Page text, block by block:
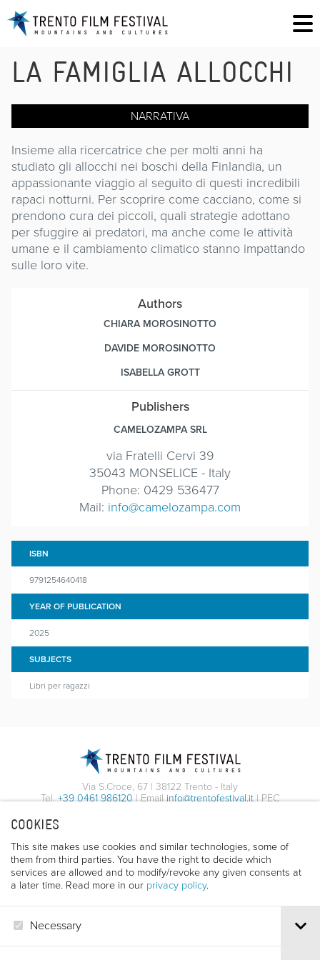
COOKIES
This site makes use cookies and similar technologies, some of
them from third parties. You have the right to decide which
services are allowed and to modify/revoke any given consents at
a later time. Read more in our privacy policy.
Necessary
LA FAMIGLIA ALLOCCHI
NARRATIVA
Insieme alla ricercatrice che per molti anni ha
studiato gli allocchi nei boschi della Finlandia, un
appassionante viaggio al seguito di questi incredibili
rapaci notturni. Per scoprire come cacciano, come si
prendono cura dei piccoli, quali strategie adottano
per sfuggire ai predatori, ma anche come le attività
umane e il cambiamento climatico stanno impattando
sulle loro vite.
Authors
CHIARA MOROSINOTTO
DAVIDE MOROSINOTTO
ISABELLA GROTT
Publishers
CAMELOZAMPA SRL
via Fratelli Cervi 39
35043 MONSELICE - Italy
Phone: 0429 536477
Mail: info@camelozampa.com
ISBN
9791254640418
YEAR OF PUBLICATION
2025
SUBJECTS
Libri per ragazzi
Via S.Croce, 67 | 38122 Trento - Italy
Tel.+39 0461 986120| Emailinfo@trentofestival.it| PEC